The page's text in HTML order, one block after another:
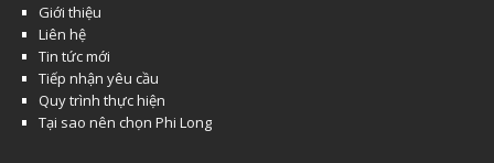
Giới thiệu
Liên hệ
Tin tức mới
Tiếp nhận yêu cầu
Quy trình thực hiện
Tại sao nên chọn Phi Long